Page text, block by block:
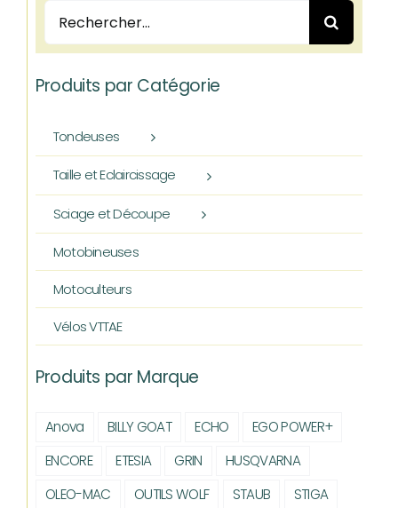
Rechercher:
Produits par Catégorie
Tondeuses
Taille et Eclaircissage
Sciage et Découpe
Motobineuses
Motoculteurs
Vélos VTTAE
Produits par Marque
Anova BILLY GOAT ECHO
EGO POWER+
ENCORE
ETESIA GRIN
HUSQVARNA
OLEO-MAC
OUTILS WOLF STAUB
STIGA